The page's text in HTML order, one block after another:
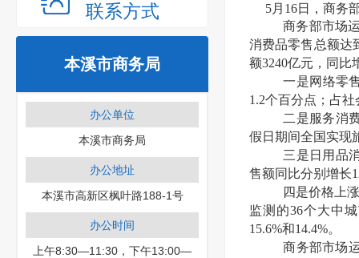
联系方式
本溪市商务局
办公单位
本溪市商务局
办公地址
本溪市高新区枫叶路188-1号
办公时间
上午8:30—11:30，下午13:00—
5月16日，商务
商务部市场
消费品零售总额达
额3240亿元，同比
一是网络零
1.2个百分点；占
二是服务消
假日期间全国实现
三是日用品
售额同比分别增长
四是价格上
监测的36个大中
15.6%和14.4%。
商务部市场